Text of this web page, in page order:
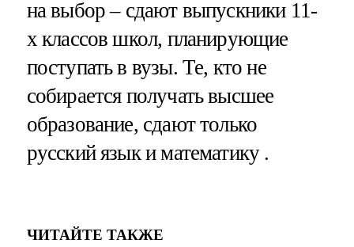
на выбор – сдают выпускники 11-
х классов школ, планирующие
поступать в вузы. Те, кто не
собирается получать высшее
образование, сдают только
русский язык и математику .
ЧИТАЙТЕ ТАКЖЕ